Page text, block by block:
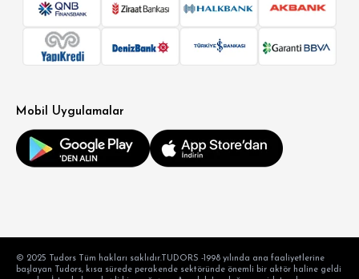
Mobil Uygulamalar
© 2025 Tudors Tüm hakları saklıdır.TUDORS -1998 yılında ana faaliyetlerine
başlayan Tudors, kısa sürede perakende sektöründe önemli bir aktör haline geldi